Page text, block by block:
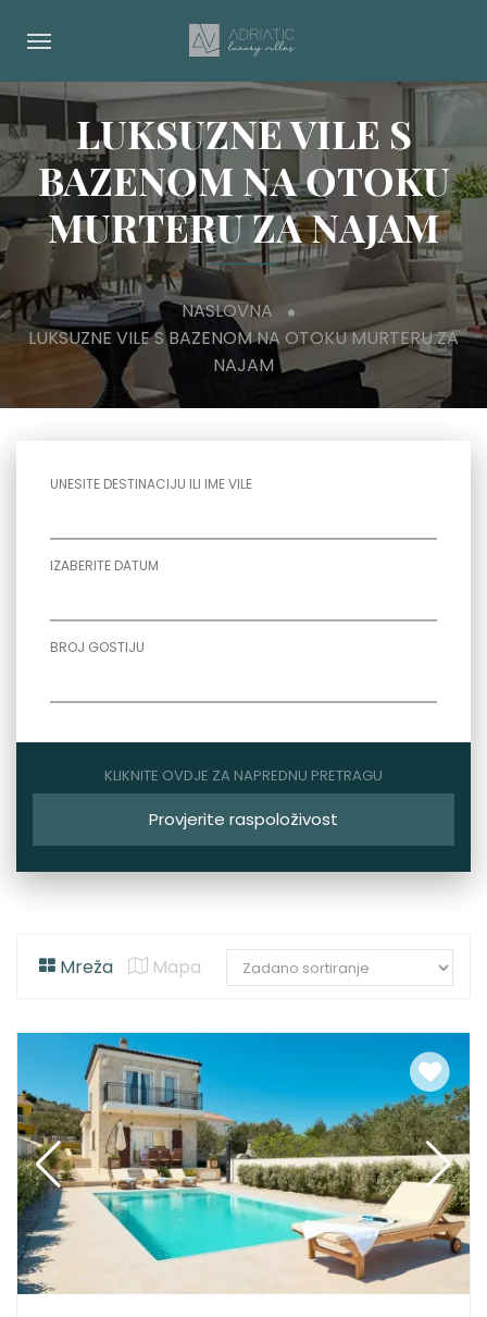
LUKSUZNE VILE S
BAZENOM NA OTOKU
MURTERU ZA NAJAM
NASLOVNA
LUKSUZNE VILE S BAZENOM NA OTOKU MURTERU ZA
NAJAM
UNESITE DESTINACIJU ILI IME VILE
IZABERITE DATUM
BROJ GOSTIJU
KLIKNITE OVDJE ZA NAPREDNU PRETRAGU
Provjerite raspoloživost
Mreža Mapa